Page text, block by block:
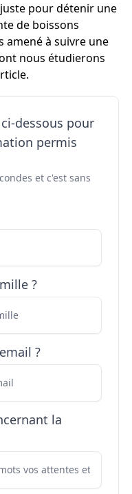
pour détenir une
de boissons
amené à suivre une
nous étudierons
dessous pour
permis
et c'est sans
?
?
la